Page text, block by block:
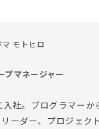
モトヒロ
マネージャー
入社。プログラマー
ーダー、プロジェク